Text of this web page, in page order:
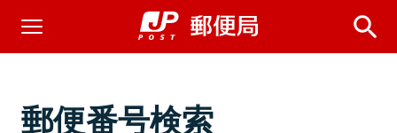
郵便番号検索